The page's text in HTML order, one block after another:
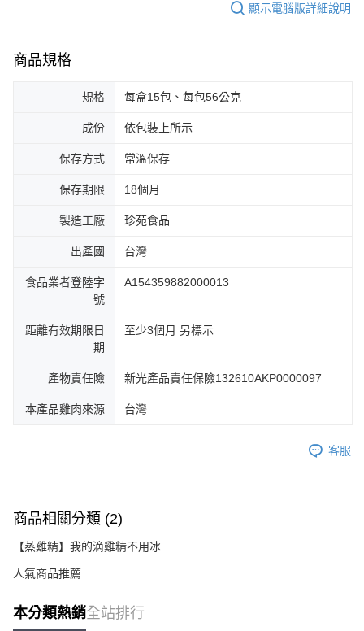
顯示電腦版詳細說明
商品規格
規格 每盒15包、每包56公克
成份 依包裝上所示
保存方式 常溫保存
保存期限 18個月
製造工廠 珍苑食品
出產國 台灣
食品業者登陸字
號
A154359882000013
距離有效期限日
期
至少3個月 另標示
產物責任險 新光產品責任保險132610AKP0000097
本產品雞肉來源 台灣
客服
商品相關分類 (2)
【蒸雞精】我的滴雞精不用冰
人氣商品推薦
本分類熱銷全站排行